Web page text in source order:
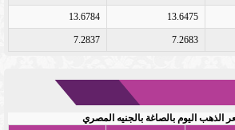
13.6475
13.6784
7.2683
7.2837
اليوم بالصاغة بالجنيه المصري